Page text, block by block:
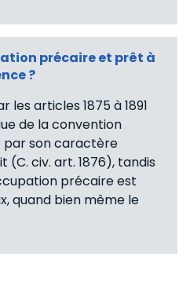
précaire et prêt à
?
les articles 1875 à 1891
de la convention
son caractère
civ. art. 1876), tandis
précaire est
quand bien même le